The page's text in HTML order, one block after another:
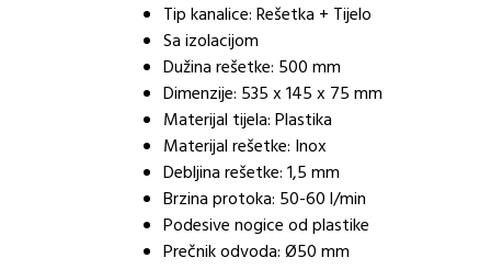
Tip kanalice: Rešetka + Tijelo
Sa izolacijom
Dužina rešetke: 500 mm
Dimenzije: 535 x 145 x 75 mm
Materijal tijela: Plastika
Materijal rešetke: Inox
Debljina rešetke: 1,5 mm
Brzina protoka: 50-60 l/min
Podesive nogice od plastike
Prečnik odvoda: Ø50 mm